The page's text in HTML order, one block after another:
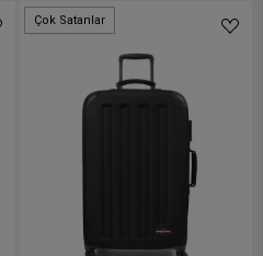
Düşük Stok
Çok Satanlar